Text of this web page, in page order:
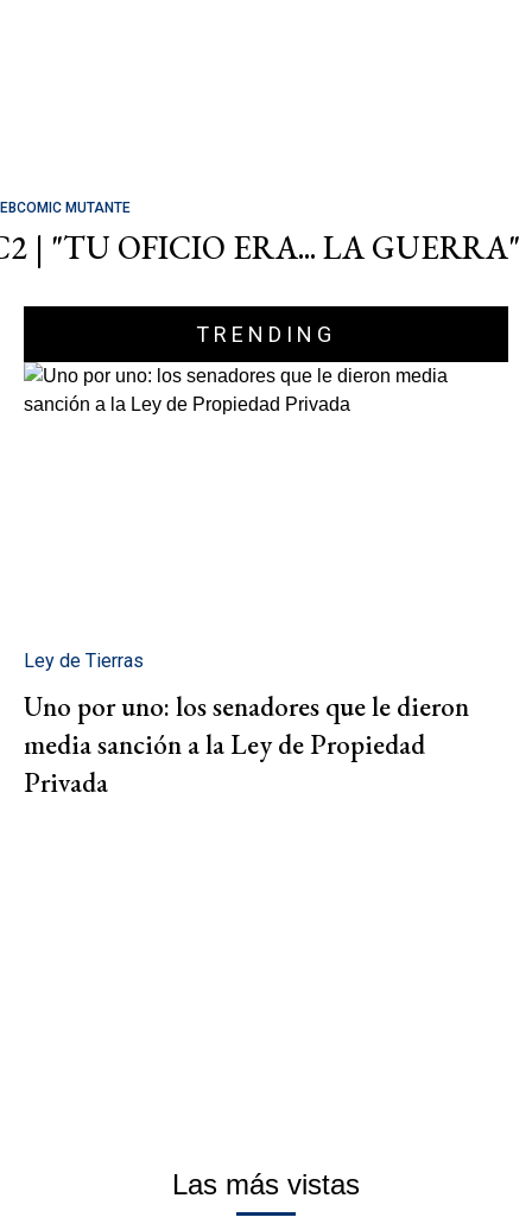
MUTANTE
| "TU OFICIO ERA... LA GUERRA"
TRENDING
Ley de Tierras
Uno por uno: los senadores que le dieron
media sanción a la Ley de Propiedad
Privada
Las más vistas